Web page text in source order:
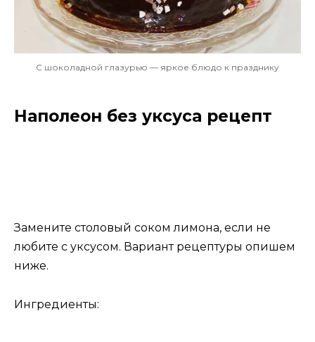
С шоколадной глазурью — яркое блюдо к празднику
Наполеон без уксуса рецепт
Замените столовый соком лимона, если не
любите с уксусом. Вариант рецептуры опишем
ниже.
Ингредиенты: